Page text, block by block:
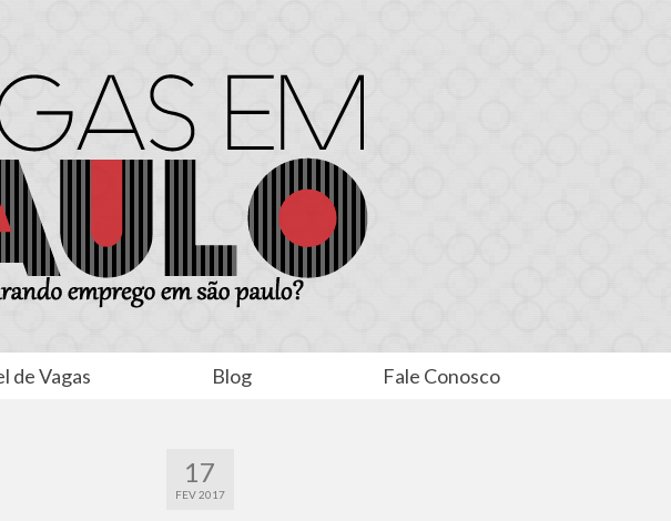
de Vagas Blog Fale Conosco
17
FEV 2017